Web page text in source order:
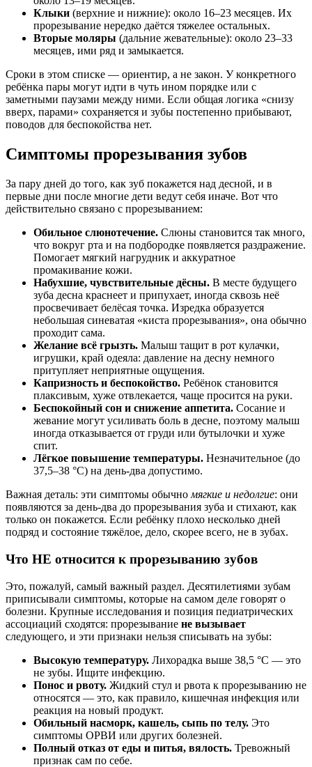
Клыки (верхние и нижние): около 16–23 месяцев. Их
прорезывание нередко даётся тяжелее остальных.
Вторые моляры (дальние жевательные): около 23–33
месяцев, ими ряд и замыкается.
Сроки в этом списке — ориентир, а не закон. У конкретного
ребёнка пары могут идти в чуть ином порядке или с
заметными паузами между ними. Если общая логика «снизу
вверх, парами» сохраняется и зубы постепенно прибывают,
поводов для беспокойства нет.
Симптомы прорезывания зубов
За пару дней до того, как зуб покажется над десной, и в
первые дни после многие дети ведут себя иначе. Вот что
действительно связано с прорезыванием:
Обильное слюнотечение. Слюны становится так много,
что вокруг рта и на подбородке появляется раздражение.
Помогает мягкий нагрудник и аккуратное
промакивание кожи.
Набухшие, чувствительные дёсны. В месте будущего
зуба десна краснеет и припухает, иногда сквозь неё
просвечивает белёсая точка. Изредка образуется
небольшая синеватая «киста прорезывания», она обычно
проходит сама.
Желание всё грызть. Малыш тащит в рот кулачки,
игрушки, край одеяла: давление на десну немного
притупляет неприятные ощущения.
Капризность и беспокойство. Ребёнок становится
плаксивым, хуже отвлекается, чаще просится на руки.
Беспокойный сон и снижение аппетита. Сосание и
жевание могут усиливать боль в десне, поэтому малыш
иногда отказывается от груди или бутылочки и хуже
спит.
Лёгкое повышение температуры. Незначительное (до
37,5–38 °C) на день-два допустимо.
Важная деталь: эти симптомы обычно мягкие и недолгие: они
появляются за день-два до прорезывания зуба и стихают, как
только он покажется. Если ребёнку плохо несколько дней
подряд и состояние тяжёлое, дело, скорее всего, не в зубах.
Что НЕ относится к прорезыванию зубов
Это, пожалуй, самый важный раздел. Десятилетиями зубам
приписывали симптомы, которые на самом деле говорят о
болезни. Крупные исследования и позиция педиатрических
ассоциаций сходятся: прорезывание не вызывает
следующего, и эти признаки нельзя списывать на зубы:
Высокую температуру. Лихорадка выше 38,5 °C — это
не зубы. Ищите инфекцию.
Понос и рвоту. Жидкий стул и рвота к прорезыванию не
относятся — это, как правило, кишечная инфекция или
реакция на новый продукт.
Обильный насморк, кашель, сыпь по телу. Это
симптомы ОРВИ или других болезней.
Полный отказ от еды и питья, вялость. Тревожный
признак сам по себе.